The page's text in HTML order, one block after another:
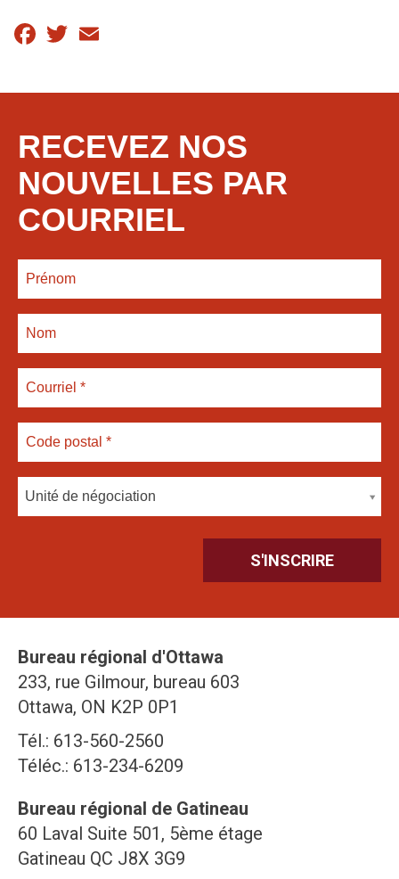
Facebook
Twitter
RECEVEZ NOS
NOUVELLES PAR
COURRIEL
Unité de négociation
Bureau régional d'Ottawa
233, rue Gilmour, bureau 603
Ottawa, ON K2P 0P1
Tél.: 613-560-2560
Téléc.: 613-234-6209
Bureau régional de Gatineau
60 Laval Suite 501, 5ème étage
Gatineau QC J8X 3G9